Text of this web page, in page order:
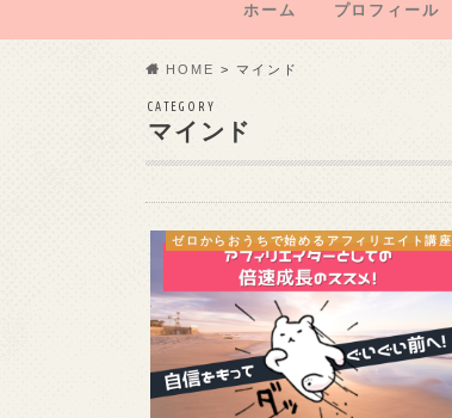
ホーム プロフィール
HOME マインド
CATEGORY
マインド
ゼロからおうちで始めるアフィリエイト講座